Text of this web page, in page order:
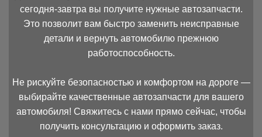
сегодня-завтра вы получите нужные автозапчасти.
Это позволит вам быстро заменить неисправные
детали и вернуть автомобилю прежнюю
работоспособность.
Не рискуйте безопасностью и комфортом на дороге —
выбирайте качественные автозапчасти для вашего
автомобиля! Свяжитесь с нами прямо сейчас, чтобы
получить консультацию и оформить заказ.